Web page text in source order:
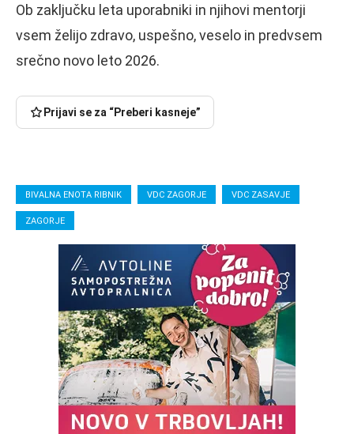
Ob zaključku leta uporabniki in njihovi mentorji
vsem želijo zdravo, uspešno, veselo in predvsem
srečno novo leto 2026.
Prijavi se za “Preberi kasneje”
BIVALNA ENOTA RIBNIK VDC ZAGORJE VDC ZASAVJE
ZAGORJE